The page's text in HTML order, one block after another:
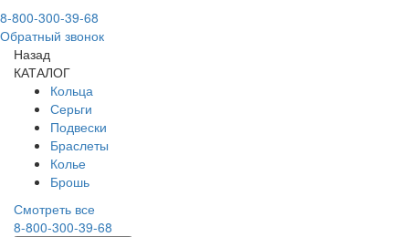
8-800-300-39-68
Обратный звонок
Назад
КАТАЛОГ
Кольца
Серьги
Подвески
Браслеты
Колье
Брошь
Смотреть все
8-800-300-39-68